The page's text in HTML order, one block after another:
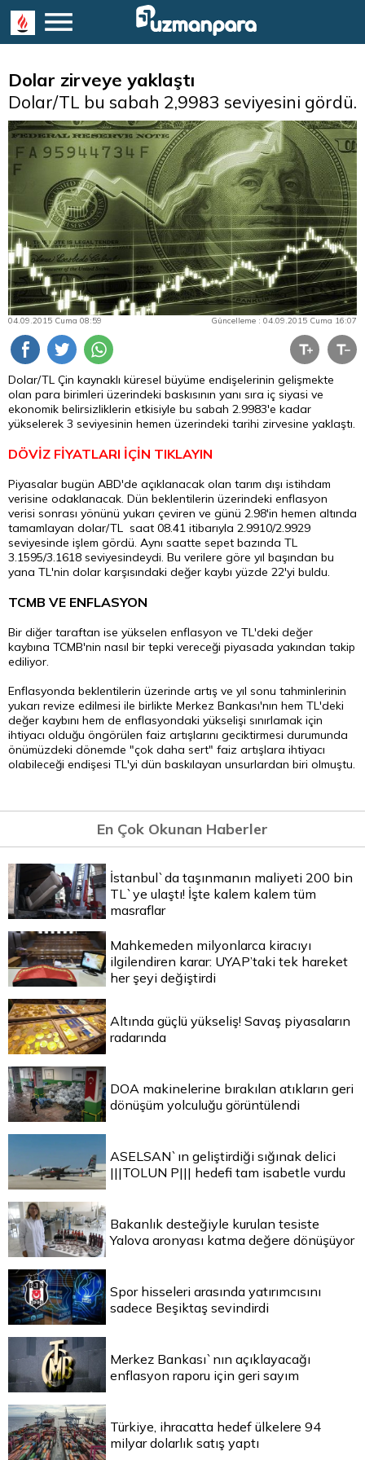
Dolar zirveye yaklaştı
Dolar/TL bu sabah 2,9983 seviyesini gördü.
04.09.2015 Cuma 08:59 Güncelleme : 04.09.2015 Cuma 16:07
Dolar/TL Çin kaynaklı küresel büyüme endişelerinin gelişmekte
olan para birimleri üzerindeki baskısının yanı sıra iç siyasi ve
ekonomik belirsizliklerin etkisiyle bu sabah 2.9983'e kadar
yükselerek 3 seviyesinin hemen üzerindeki tarihi zirvesine yaklaştı.
DÖVİZ FİYATLARI İÇİN TIKLAYIN
Piyasalar bugün ABD'de açıklanacak olan tarım dışı istihdam
verisine odaklanacak. Dün beklentilerin üzerindeki enflasyon
verisi sonrası yönünü yukarı çeviren ve günü 2.98'in hemen altında
tamamlayan dolar/TL saat 08.41 itibarıyla 2.9910/2.9929
seviyesinde işlem gördü. Aynı saatte sepet bazında TL
3.1595/3.1618 seviyesindeydi. Bu verilere göre yıl başından bu
yana TL'nin dolar karşısındaki değer kaybı yüzde 22'yi buldu.
TCMB VE ENFLASYON
Bir diğer taraftan ise yükselen enflasyon ve TL'deki değer
kaybına TCMB'nin nasıl bir tepki vereceği piyasada yakından takip
ediliyor.
Enflasyonda beklentilerin üzerinde artış ve yıl sonu tahminlerinin
yukarı revize edilmesi ile birlikte Merkez Bankası'nın hem TL'deki
değer kaybını hem de enflasyondaki yükselişi sınırlamak için
ihtiyacı olduğu öngörülen faiz artışlarını geciktirmesi durumunda
önümüzdeki dönemde "çok daha sert" faiz artışlara ihtiyacı
olabileceği endişesi TL'yi dün baskılayan unsurlardan biri olmuştu.
En Çok Okunan Haberler
İstanbul`da taşınmanın maliyeti 200 bin
TL`ye ulaştı! İşte kalem kalem tüm
masraflar
Mahkemeden milyonlarca kiracıyı
ilgilendiren karar: UYAP’taki tek hareket
her şeyi değiştirdi
Altında güçlü yükseliş! Savaş piyasaların
radarında
DOA makinelerine bırakılan atıkların geri
dönüşüm yolculuğu görüntülendi
ASELSAN`ın geliştirdiği sığınak delici
|||TOLUN P||| hedefi tam isabetle vurdu
Bakanlık desteğiyle kurulan tesiste
Yalova aronyası katma değere dönüşüyor
Spor hisseleri arasında yatırımcısını
sadece Beşiktaş sevindirdi
Merkez Bankası`nın açıklayacağı
enflasyon raporu için geri sayım
Türkiye, ihracatta hedef ülkelere 94
milyar dolarlık satış yaptı